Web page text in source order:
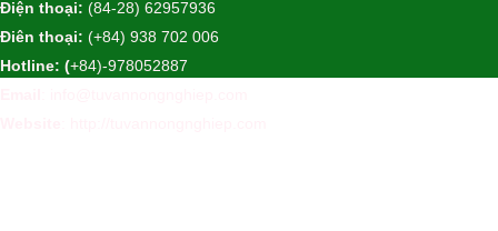
Điện thoại: (84-28) 62957936
Điên thoại: (+84) 938 702 006
Hotline: (+84)-978052887